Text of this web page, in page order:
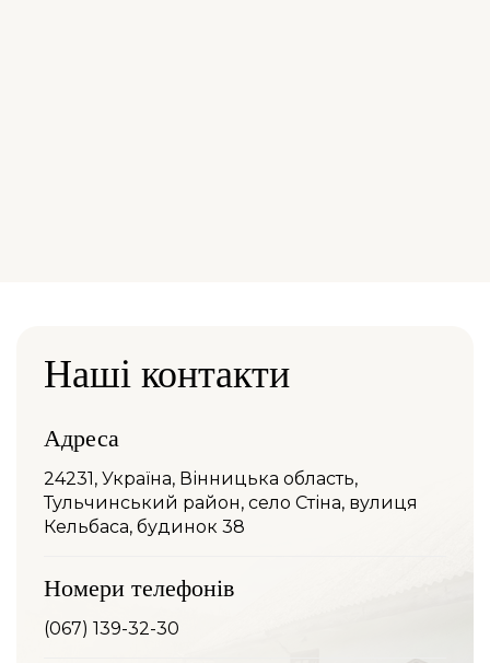
Наші контакти
Адреса
24231, Україна, Вінницька область,
Тульчинський район, село Стіна, вулиця
Кельбаса, будинок 38
Номери телефонів
(067) 139-32-30